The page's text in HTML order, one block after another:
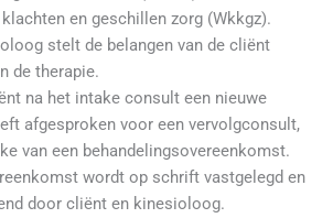
en geschillen zorg (Wkkgz).
stelt de belangen van de cliënt
de therapie.
na het intake consult een nieuwe
afgesproken voor een vervolgconsult,
van een behandelingsovereenkomst.
wordt op schrift vastgelegd en
door cliënt en kinesioloog.